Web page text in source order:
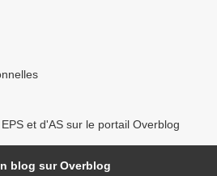
et d'AS sur le portail Overblog
blog sur Overblog